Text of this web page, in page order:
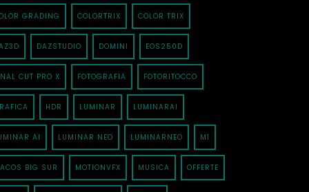
GRADING COLORTRIX COLOR TRIX
DAZSTUDIO DOMINI EOS250D
CUT PRO X FOTOGRAFIA FOTORITOCCO
HDR LUMINAR LUMINARAI
AI LUMINAR NEO LUMINARNEO M1
BIG SUR MOTIONVFX MUSICA OFFERTE